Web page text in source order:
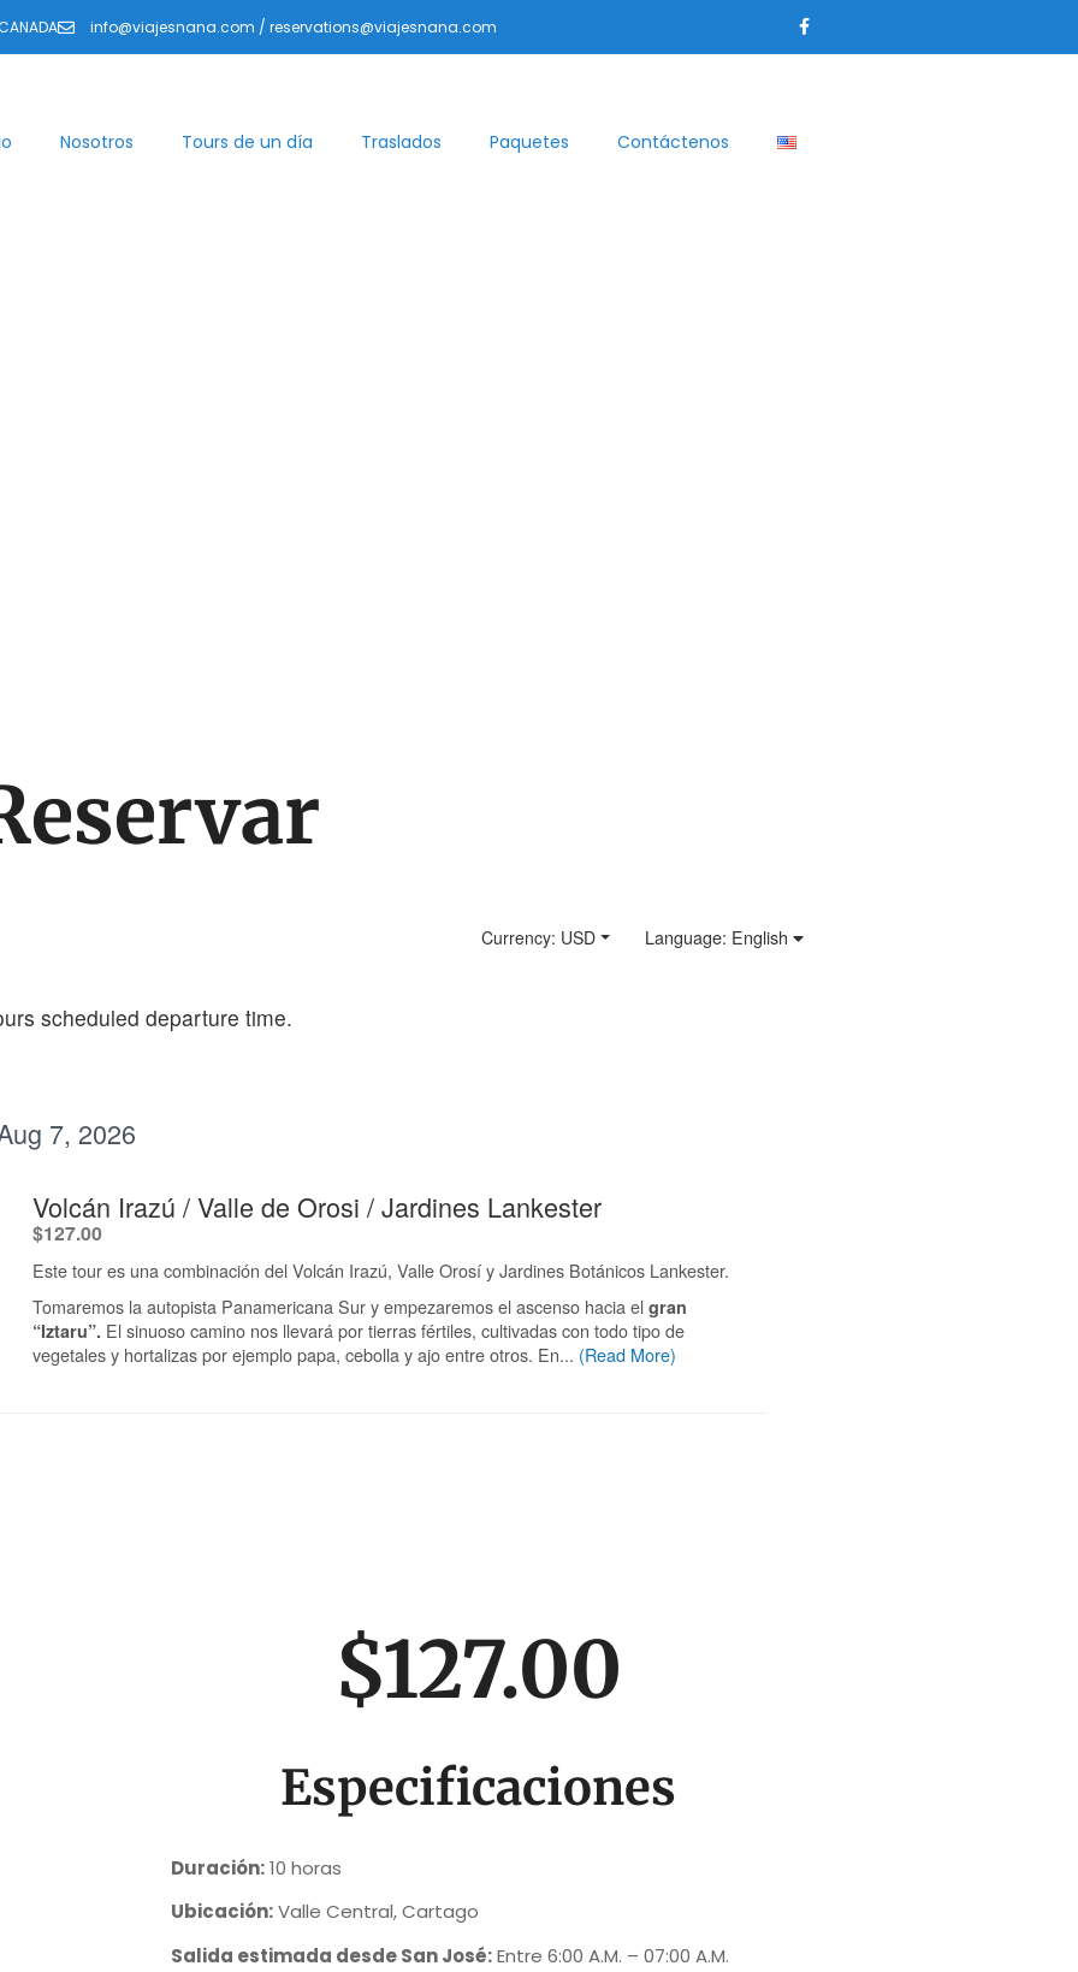
info@viajesnana.com / reservations@viajesnana.com
Nosotros Tours de un día Traslados Paquetes Contáctenos
$127.00
Especificaciones
Duración:10 horas
Ubicación:Valle Central, Cartago
Salida estimada desde San José:Entre 6:00 A.M. – 07:00 A.M.